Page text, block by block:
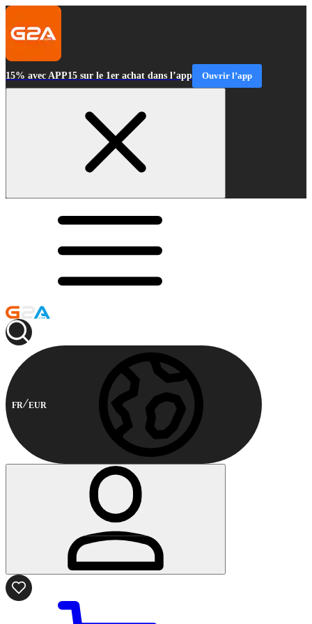
15% avec APP15 sur le 1er achat dans l’app Ouvrir l’app
FR EUR